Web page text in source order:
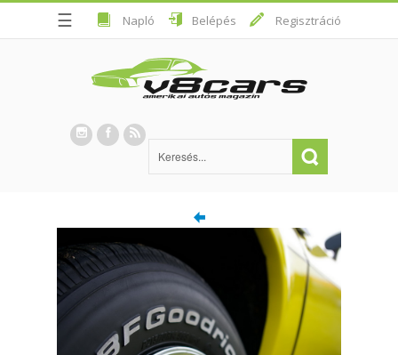
☰ Napló Belépés Regisztráció